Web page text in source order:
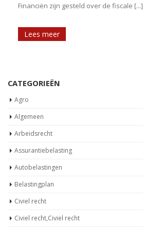
Financiën zijn gesteld over de fiscale [...]
Lees meer
CATEGORIEËN
Agro
Algemeen
Arbeidsrecht
Assurantiebelasting
Autobelastingen
Belastingplan
Civiel recht
Civiel recht,Civiel recht